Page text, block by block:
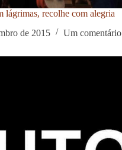
lágrimas, recolhe com alegria
de 2015
Um comentário